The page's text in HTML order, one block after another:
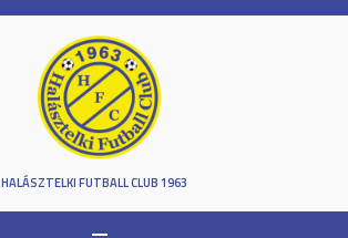
HALÁSZTELKI FUTBALL CLUB 1963